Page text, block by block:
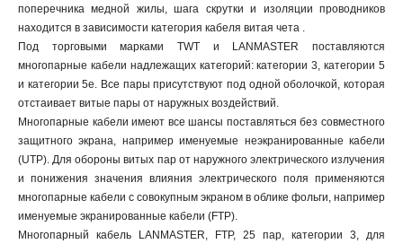
поперечника медной жилы, шага скрутки и изоляции проводников
находится в зависимости категория кабеля витая чета .
Под торговыми марками TWT и LANMASTER поставляются
многопарные кабели надлежащих категорий: категории 3, категории 5
и категории 5e. Все пары присутствуют под одной оболочкой, которая
отстаивает витые пары от наружных воздействий.
Многопарные кабели имеют все шансы поставляться без совместного
защитного экрана, например именуемые неэкранированные кабели
(UTP). Для обороны витых пар от наружного электрического излучения
и понижения значения влияния электрического поля применяются
многопарные кабели с совокупным экраном в облике фольги, например
именуемые экранированные кабели (FTP).
Многопарный кабель LANMASTER, FTP, 25 пар, категории 3, для